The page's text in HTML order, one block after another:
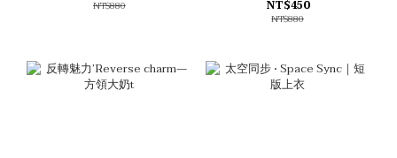
NT$880 NT$450
NT$880